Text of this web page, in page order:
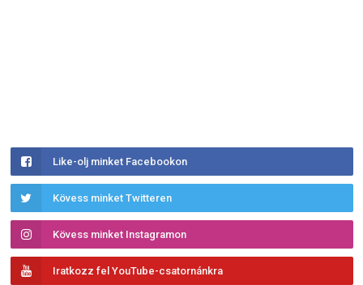
Like-olj minket Facebookon
Kövess minket Twitteren
Kövess minket Instagramon
Iratkozz fel YouTube-csatornánkra